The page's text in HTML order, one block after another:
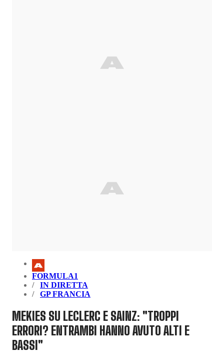
FORMULA1
IN DIRETTA
GP FRANCIA
MEKIES SU LECLERC E SAINZ: "TROPPI
ERRORI? ENTRAMBI HANNO AVUTO ALTI E
BASSI"